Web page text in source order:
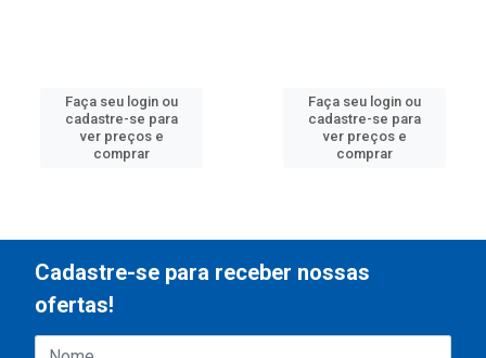
Faça seu login ou
cadastre-se para
ver preços e
comprar
Faça seu login ou
cadastre-se para
ver preços e
comprar
Cadastre-se para receber nossas
ofertas!